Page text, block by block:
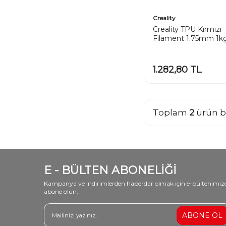
Creality
Creality TPU Kırmızı
Filament 1.75mm
1.282,80 TL
Toplam 2 ürün
E - BÜLTEN ABONELİĞİ
Kampanya ve indirimlerden haberdar olmak için e-
abone olun.
ABONE OL